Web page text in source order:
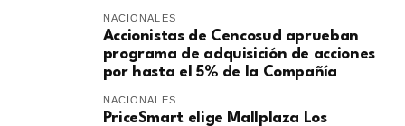
NACIONALES
Accionistas de Cencosud aprueban
programa de adquisición de acciones
por hasta el 5% de la Compañía
NACIONALES
PriceSmart elige Mallplaza Los